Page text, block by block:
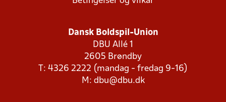
Dansk Boldspil-Union
DBU Allé 1
2605 Brøndby
T: 4326 2222 (mandag - fredag 9-16)
M: dbu@dbu.dk